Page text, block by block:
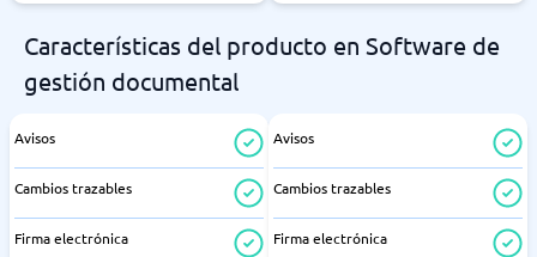
Características del producto en Software de
gestión documental
Avisos
Cambios trazables
Firma electrónica
Avisos
Cambios trazables
Firma electrónica